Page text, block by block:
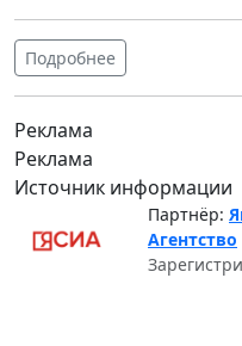
Подробнее
Реклама
Реклама
Источник информации
Партнёр:
Агентство